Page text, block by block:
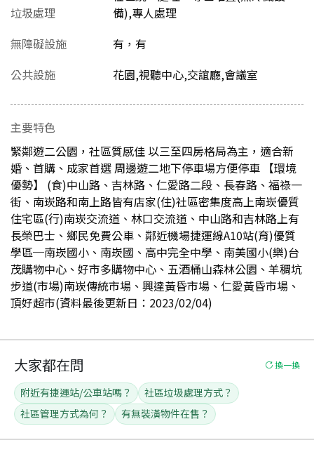
垃圾處理
備),專人處理
無障礙設施
有，有
公共設施
花園,視聽中心,交誼廳,會議室
主要特色
緊鄰遊二公園，社區質感佳 以三至四房格局為主，適合新
婚、首購、成家首選 周邊遊二地下停車場方便停車 【環境
優勢】 (食)中山路、吉林路、仁愛路二段、長春路、福祿一
街、南崁路和南上路皆有店家(住)社區密集度高上南崁優質
住宅區(行)南崁交流道、林口交流道、中山路和吉林路上有
長榮巴士、鄉民免費公車、鄰近機場捷運線A10站(育)優質
學區─南崁國小、南崁國、高中完全中學、南美國小(樂)台
茂購物中心、好市多購物中心、五酒桶山森林公園、羊稠坑
步道(市場)南崁傳統市場、興達黃昏市場、仁愛黃昏市場、
頂好超市(資料最後更新日：2023/02/04)
大家都在問 換一換
附近有捷運站/公車站嗎？
社區垃圾處理方式？
社區管理方式為何？
有無裝潢物件在售？